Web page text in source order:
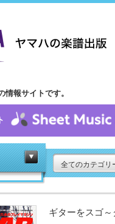
情報サイトです。
全てのカテゴリ
ギターをスゴ